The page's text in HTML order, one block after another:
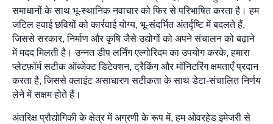
समाधानों के साथ भू-स्थानिक नवाचार को फिर से परिभाषित करता है। हम
जटिल हवाई छवियों को कार्रवाई योग्य, भू-संदर्भित अंतर्दृष्टि में बदलते हैं,
जिससे सरकार, निर्माण और कृषि जैसे उद्योगों को अपने संचालन को बढ़ाने
में मदद मिलती है। उन्नत डीप लर्निंग एल्गोरिदम का उपयोग करके, हमारा
प्लेटफ़ॉर्म सटीक ऑब्जेक्ट डिटेक्शन, ट्रैकिंग और मॉनिटरिंग क्षमताएँ प्रदान
करता है, जिससे क्लाइंट असाधारण सटीकता के साथ डेटा-संचालित निर्णय
लेने में सक्षम होते हैं।
अंतरिक्ष प्रौद्योगिकी के क्षेत्र में अग्रणी के रूप में, हम ओवरहेड इमेजरी से